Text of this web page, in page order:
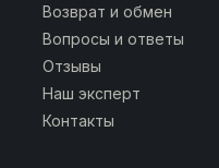
Возврат и обмен
Вопросы и ответы
Отзывы
Наш эксперт
Контакты